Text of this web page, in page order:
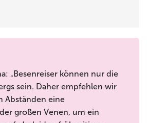
„Besenreiser können nur die
sein. Daher empfehlen wir
Abständen eine
großen Venen, um ein